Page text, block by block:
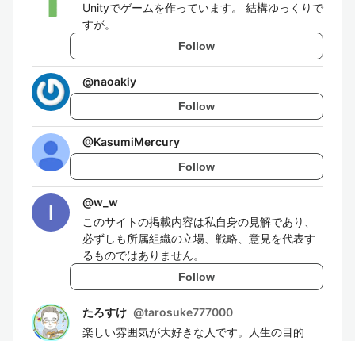
Unityでゲームを作っています。 結構ゆっくりで
すが。
Follow
@naoakiy
Follow
@KasumiMercury
Follow
@w_w
このサイトの掲載内容は私自身の見解であり、
必ずしも所属組織の立場、戦略、意見を代表す
るものではありません。
Follow
たろすけ @tarosuke777000
楽しい雰囲気が大好きな人です。人生の目的